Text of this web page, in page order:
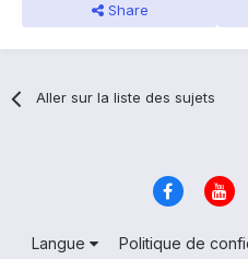
Share
Aller sur la liste des sujets
Langue Politique de